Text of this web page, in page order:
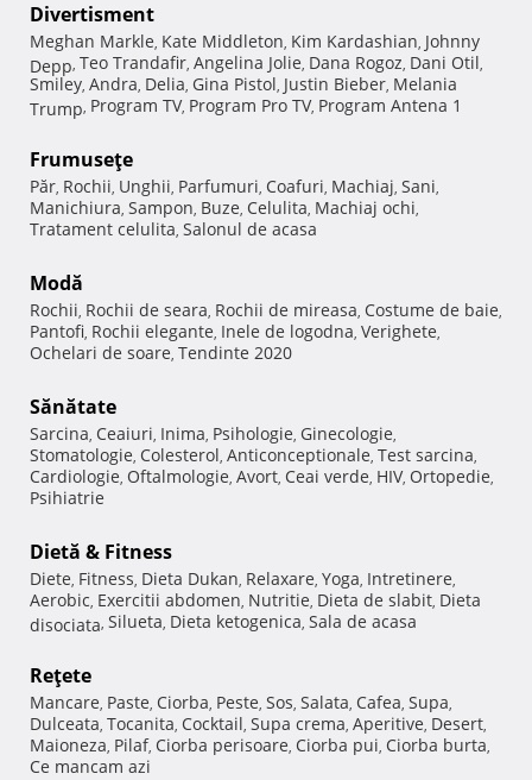
Divertisment
Meghan Markle, Kate Middleton, Kim Kardashian, Johnny
Depp, Teo Trandafir, Angelina Jolie, Dana Rogoz, Dani Otil,
Smiley, Andra, Delia, Gina Pistol, Justin Bieber, Melania
Trump, Program TV, Program Pro TV, Program Antena 1
Frumuseţe
Păr, Rochii, Unghii, Parfumuri, Coafuri, Machiaj, Sani,
Manichiura, Sampon, Buze, Celulita, Machiaj ochi,
Tratament celulita, Salonul de acasa
Modă
Rochii, Rochii de seara, Rochii de mireasa, Costume de baie,
Pantofi, Rochii elegante, Inele de logodna, Verighete,
Ochelari de soare, Tendinte 2020
Sănătate
Sarcina, Ceaiuri, Inima, Psihologie, Ginecologie,
Stomatologie, Colesterol, Anticonceptionale, Test sarcina,
Cardiologie, Oftalmologie, Avort, Ceai verde, HIV, Ortopedie,
Psihiatrie
Dietă & Fitness
Diete, Fitness, Dieta Dukan, Relaxare, Yoga, Intretinere,
Aerobic, Exercitii abdomen, Nutritie, Dieta de slabit, Dieta
disociata, Silueta, Dieta ketogenica, Sala de acasa
Reţete
Mancare, Paste, Ciorba, Peste, Sos, Salata, Cafea, Supa,
Dulceata, Tocanita, Cocktail, Supa crema, Aperitive, Desert,
Maioneza, Pilaf, Ciorba perisoare, Ciorba pui, Ciorba burta,
Ce mancam azi